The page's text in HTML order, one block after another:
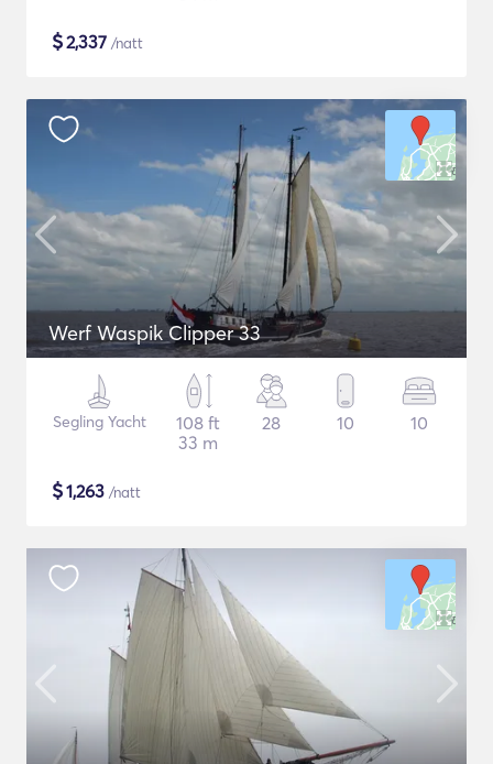
$2,337 /natt
Werf Waspik Clipper 33
Segling Yacht
108 ft
33 m
28 10 10
$1,263 /natt